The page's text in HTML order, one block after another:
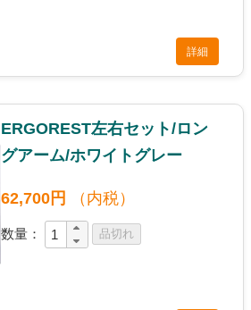
詳細
ERGOREST左右セット/ロン
グアーム/ホワイトグレー
62,700円 （内税）
数量：